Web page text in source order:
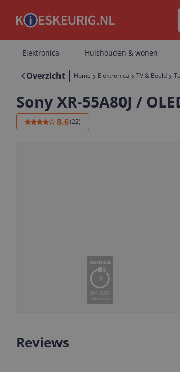
Elektronica Huishouden & wonen
Overzicht Home Elektronica TV & Beeld
Sony XR-55A80J /
8.6(22)
9
JUN 2021
Reviews